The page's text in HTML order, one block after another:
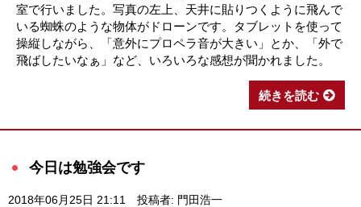
室で行いました。写真の左上、天井に貼りつくように飛んで
いる蜘蛛のような物体がドローンです。タブレットを使って
操縦しながら、「意外にプロペラ音が大きい」とか、「外で
飛ばしたいなぁ」など、いろいろな感想が聞かれました。
続きを読む
今日は勉強会です
2018年06月25日 21:11 投稿者: 門田浩一